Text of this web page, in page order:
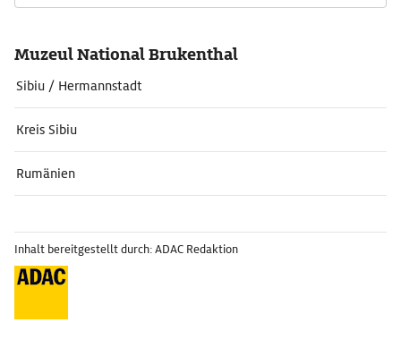
Muzeul National Brukenthal
Sibiu / Hermannstadt
Kreis Sibiu
Rumänien
Inhalt bereitgestellt durch: ADAC Redaktion